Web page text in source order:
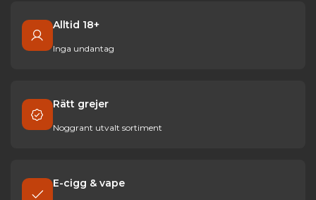
Alltid 18+
Inga undantag
Rätt grejer
Noggrant utvalt sortiment
E-cigg & vape